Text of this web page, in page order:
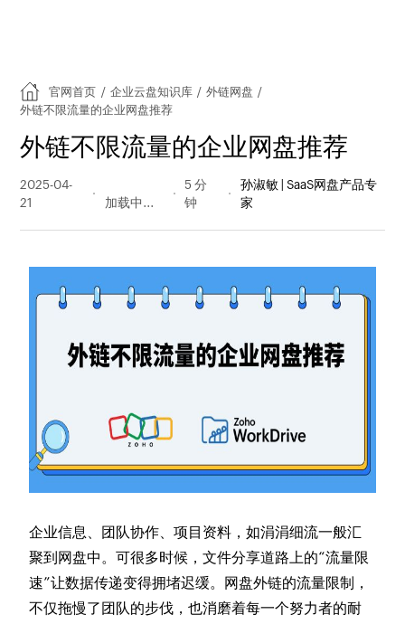
官网首页 / 企业云盘知识库 / 外链网盘 /
外链不限流量的企业网盘推荐
外链不限流量的企业网盘推荐
2025-04-
21
量
5 分
钟
孙淑敏 | SaaS网盘产品专
家
企业信息、团队协作、项目资料，如涓涓细流一般汇
聚到网盘中。可很多时候，文件分享道路上的“流量限
速”让数据传递变得拥堵迟缓。网盘外链的流量限制，
不仅拖慢了团队的步伐，也消磨着每一个努力者的耐